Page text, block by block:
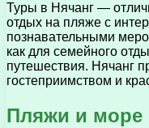
Туры в Нячанг —
отдых на пляже с
познавательными
как для семейного
путешествия. Нячанг
гостеприимством и
Пляжи и море